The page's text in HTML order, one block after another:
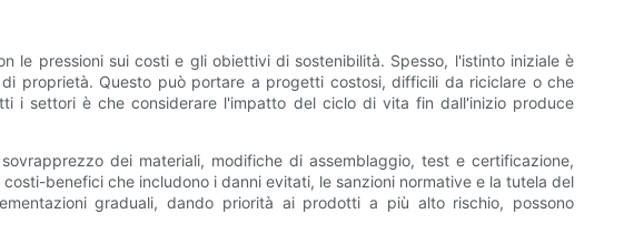
le pressioni sui costi e gli obiettivi di sostenibilità. Spesso, l'istinto iniziale è
proprietà. Questo può portare a progetti costosi, difficili da riciclare o che
i settori è che considerare l'impatto del ciclo di vita fin dall'inizio produce
dei materiali, modifiche di assemblaggio, test e certificazione,
benefici che includono i danni evitati, le sanzioni normative e la tutela del
graduali, dando priorità ai prodotti a più alto rischio, possono